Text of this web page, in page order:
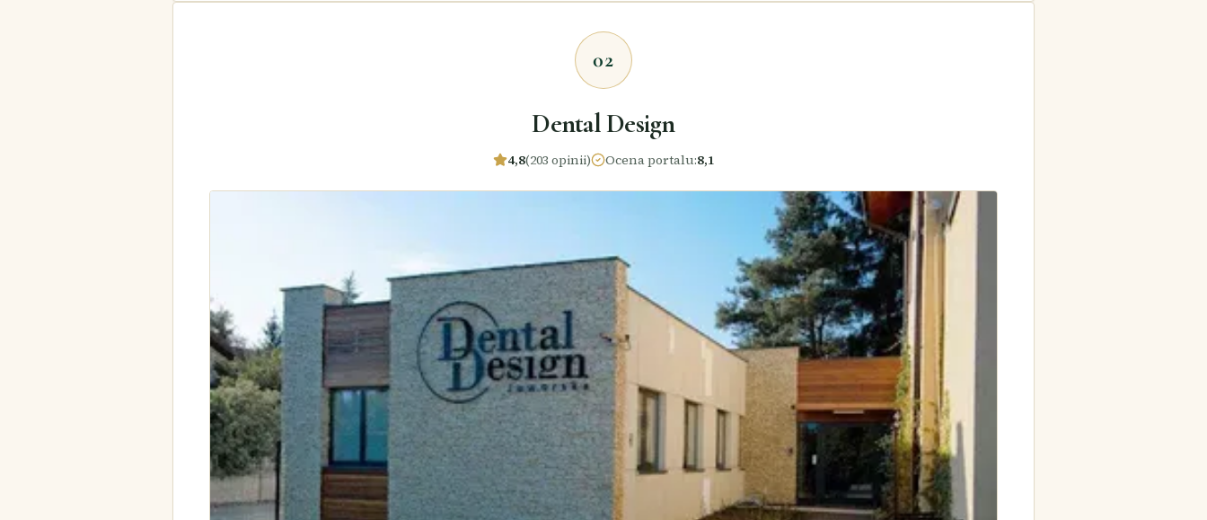
02
Dental Design
4,8(203 opinii) Ocena portalu:8,1